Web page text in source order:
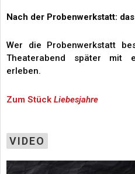
Nach der Probenwerkstatt:
Wer die Probenwerkstatt
Theaterabend später mit
erleben.
Zum Stück Liebesjahre
VIDEO